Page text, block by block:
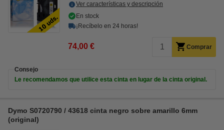
Ver características y descripción
En stock
¡Recíbelo en 24 horas!
74,00 € Comprar
Consejo
Le recomendamos que utilice esta cinta en lugar de la cinta original.
Dymo S0720790 / 43618 cinta negro sobre amarillo 6mm
(original)